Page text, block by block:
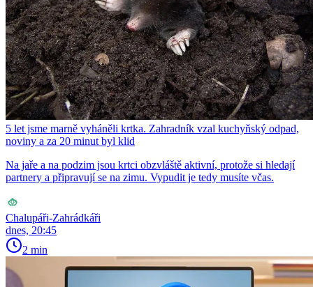
5 let jsme marně vyháněli krtka. Zahradník vzal kuchyňský odpad,
noviny a za 20 minut byl klid
Na jaře a na podzim jsou krtci obzvláště aktivní, protože si hledají
partnery a připravují se na zimu. Vypudit je tedy musíte včas.
Chalupáři-Zahrádkáři
dnes, 20:45
2 min